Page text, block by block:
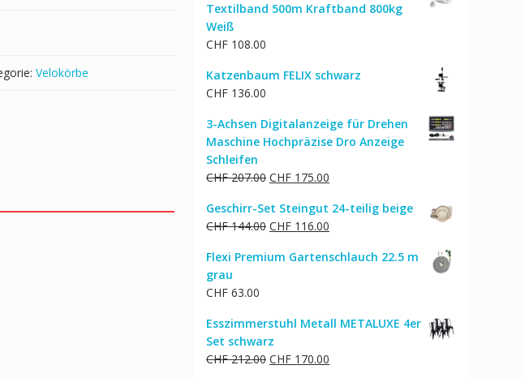
Velokörbe
Textilband 500m Kraftband 800kg
Weiß
CHF 108.00
Katzenbaum FELIX schwarz
CHF 136.00
3-Achsen Digitalanzeige für Drehen
Maschine Hochpräzise Dro Anzeige
Schleifen
CHF207.00 Ursprünglicher
war:
CHF 207.00
CHF 175.00
ist:
CHF 175.00.
Geschirr-Set Steingut 24-teilig beige
CHF144.00 Ursprünglicher
war:
CHF 116.00
ist:
Flexi Premium Gartenschlauch 22.5 m
grau
CHF 63.00
Esszimmerstuhl Metall METALUXE 4er
Set schwarz
CHF212.00 Ursprünglicher
CHF 170.00